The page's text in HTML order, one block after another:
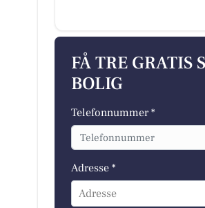
FÅ TRE GRATIS
BOLIG
Telefonnummer *
Adresse *
Adresse